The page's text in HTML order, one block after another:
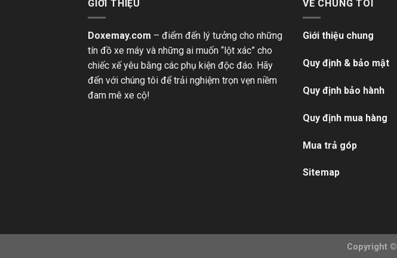
GIỚI THIỆU
Doxemay.com – điểm đến lý tưởng cho những
tín đồ xe máy và những ai muốn “lột xác” cho
chiếc xế yêu bằng các phụ kiện độc đáo. Hãy
đến với chúng tôi để trải nghiệm trọn vẹn niềm
đam mê xe cộ!
VỀ CHÚNG TÔI
Giới thiệu chung
Quy định & bảo mật
Quy định bảo hành
Quy định mua hàng
Mua trả góp
Sitemap
Copyright ©